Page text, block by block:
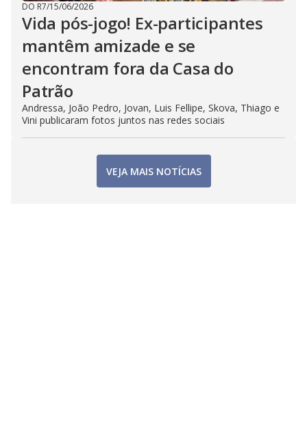
DO R7/15/06/2026
Vida pós-jogo! Ex-participantes
mantêm amizade e se
encontram fora da Casa do
Patrão
Andressa, João Pedro, Jovan, Luis Fellipe, Skova, Thiago e
Vini publicaram fotos juntos nas redes sociais
VEJA MAIS NOTÍCIAS